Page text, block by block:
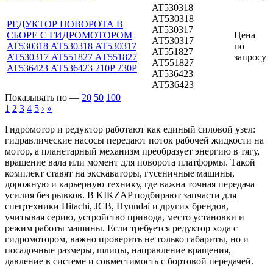
РЕДУКТОР ПОВОРОТА В
СБОРЕ С ГИДРОМОТОРОМ
AT530318 АТ530318 AT530317
АТ530317 AT551827 АТ551827
AT536423 АТ536423 210P 230P
AT530318
АТ530318
AT530317
АТ530317
AT551827
АТ551827
AT536423
АТ536423
Цена
по
запросу
Показывать по — 20 50 100
1 2 3 4 5 › »
Гидромотор и редуктор работают как единый силовой узел:
гидравлические насосы передают поток рабочей жидкости на
мотор, а планетарный механизм преобразует энергию в тягу,
вращение вала или момент для поворота платформы. Такой
комплект ставят на экскаваторы, гусеничные машины,
дорожную и карьерную технику, где важна точная передача
усилия без рывков. В KIKZAP подбирают запчасти для
спецтехники Hitachi, JCB, Hyundai и других брендов,
учитывая серию, устройство привода, место установки и
режим работы машины. Если требуется редуктор хода с
гидромотором, важно проверить не только габариты, но и
посадочные размеры, шлицы, направление вращения,
давление в системе и совместимость с бортовой передачей.